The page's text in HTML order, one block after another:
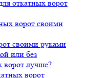
откатных ворот
ворот своими
своими руками
или без
ворот лучше?
ворот